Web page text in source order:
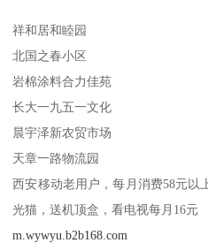
祥和居和睦园
北国之春小区
岩棉涂料合力佳苑
长大一九五一文化
晨宇泽新农贸市场
天章一路物流园
西安移动老用户，每月消费58元以
光猫，送机顶盒，看电视每月16元
m.wywyu.b2b168.com